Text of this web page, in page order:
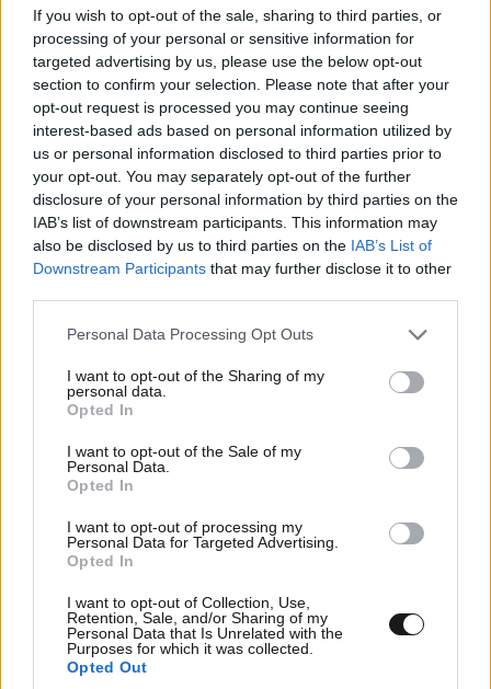
If you wish to opt-out of the sale, sharing to third parties, or
processing of your personal or sensitive information for
targeted advertising by us, please use the below opt-out
section to confirm your selection. Please note that after your
opt-out request is processed you may continue seeing
interest-based ads based on personal information utilized by
us or personal information disclosed to third parties prior to
your opt-out. You may separately opt-out of the further
disclosure of your personal information by third parties on the
IAB’s list of downstream participants. This information may
also be disclosed by us to third parties on the IAB’s List of
Downstream Participants that may further disclose it to other
Please note that this website/app uses one or more Google
not limited to your visit or usage behaviour. You may click to
grant or deny consent to Google and its third-party tags to
use your data for below specified purposes in below Google
consent section.
Personal Data Processing Opt Outs
I want to opt-out of the Sharing of my
personal data.
Opted In
I want to opt-out of the Sale of my
Personal Data.
Opted In
I want to opt-out of processing my
Personal Data for Targeted Advertising.
Opted In
I want to opt-out of Collection, Use,
Retention, Sale, and/or Sharing of my
Personal Data that Is Unrelated with the
Purposes for which it was collected.
Opted Out
Ακολουθήστε το NEWSBEASTστοGoogle News
και μάθετε πρώτοι όλες τις ειδήσεις
TRENDING